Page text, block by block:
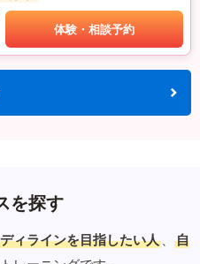
体験・相談予約
を探す
ィラインを目指したい人 、
自